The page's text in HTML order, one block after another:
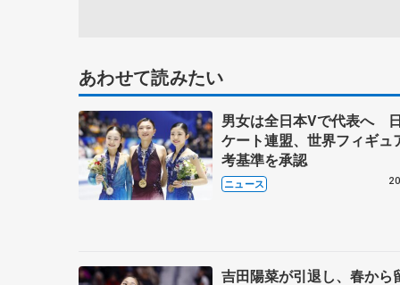
あわせて読みたい
男女は全日本Vで代表へ
ケート連盟、世界フィギュ
考基準を承認
ニュース
吉田陽菜が引退し、春か